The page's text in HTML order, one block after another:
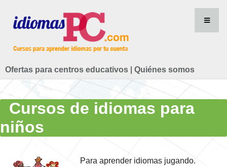
Ofertas para centros educativos Quiénes somos
Cursos de idiomas para
niños
Para aprender idiomas jugando.